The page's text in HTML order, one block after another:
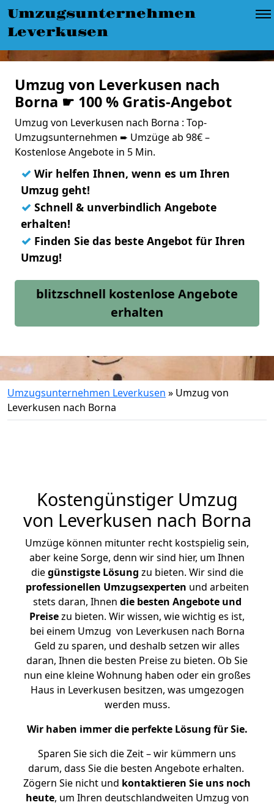
Umzugsunternehmen
Leverkusen
Umzug von Leverkusen nach
Borna ☛ 100 % Gratis-Angebot
Umzug von Leverkusen nach Borna : Top-
Umzugsunternehmen ➨ Umzüge ab 98€ –
Kostenlose Angebote in 5 Min.
✓ Wir helfen Ihnen, wenn es um Ihren
Umzug geht!
✓ Schnell & unverbindlich Angebote
erhalten!
✓ Finden Sie das beste Angebot für Ihren
Umzug!
blitzschnell kostenlose Angebote
erhalten
Umzugsunternehmen Leverkusen » Umzug von
Leverkusen nach Borna
Kostengünstiger Umzug
von Leverkusen nach Borna
Umzüge können mitunter recht kostspielig sein,
aber keine Sorge, denn wir sind hier, um Ihnen
diegünstigste Lösung zu bieten. Wir sind die
professionellen Umzugsexperten und arbeiten
stets daran, Ihnen die besten Angebote und
Preisezu bieten. Wir wissen, wie wichtig es ist,
bei einem Umzug von Leverkusen nach Borna
Geld zu sparen, und deshalb setzen wir alles
daran, Ihnen die besten Preise zu bieten. Ob Sie
nun eine kleine Wohnung haben oder ein großes
Haus in Leverkusen besitzen, was umgezogen
werden muss.
Wir haben immer die perfekte Lösung für Sie.
Sparen Sie sich die Zeit – wir kümmern uns
darum, dass Sie die besten Angebote erhalten.
Zögern Sie nicht und kontaktieren Sie uns noch
heute, um Ihren deutschlandweiten Umzug von